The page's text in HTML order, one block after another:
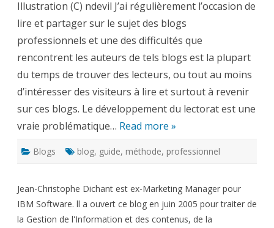
un
blog
professionnel
?
–
1
Illustration (C) ndevil J’ai régulièrement l’occasion de
lire et partager sur le sujet des blogs
professionnels et une des difficultés que
rencontrent les auteurs de tels blogs est la plupart
du temps de trouver des lecteurs, ou tout au moins
d’intéresser des visiteurs à lire et surtout à revenir
sur ces blogs. Le développement du lectorat est une
vraie problématique… Read more »
Blogs blog, guide, méthode, professionnel
Jean-Christophe Dichant est ex-Marketing Manager pour
IBM Software. ll a ouvert ce blog en juin 2005 pour traiter de
la Gestion de l'Information et des contenus, de la